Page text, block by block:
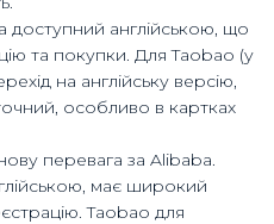
доступний англійською, що
та покупки. Для Taobao (у
на англійську версію,
особливо в картках
перевага за Alibaba.
має широкий
Taobao для